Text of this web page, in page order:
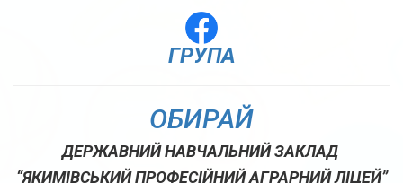
ГРУПА
ОБИРАЙ
ДЕРЖАВНИЙ НАВЧАЛЬНИЙ ЗАКЛАД
“ЯКИМІВСЬКИЙ ПРОФЕСІЙНИЙ АГРАРНИЙ ЛІЦЕЙ”